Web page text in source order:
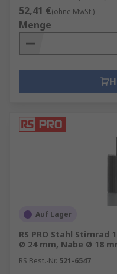
langlebigere
Zudem werden
Digitalisierung in der
beitragen, dass
und flexibler werden.
52,41 €(ohne MwSt.)
Menge
Auf Lager
RS PRO Stahl Stirnrad
Ø 24 mm, Nabe Ø 18
RS Best.-Nr. 521-6547